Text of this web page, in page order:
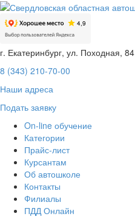
г. Екатеринбург, ул. Походная, 84
8 (343) 210-70-00
Наши адреса
Подать заявку
On-line обучение
Категории
Прайс-лист
Курсантам
Об автошколе
Контакты
Филиалы
ПДД Онлайн